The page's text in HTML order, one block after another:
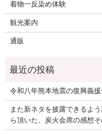
着物一反染め体験
観光案内
通販
令和八年熊本地震の復興義
また新ネタを披露できるよ
ら頂いた、炭火会席の感想そ